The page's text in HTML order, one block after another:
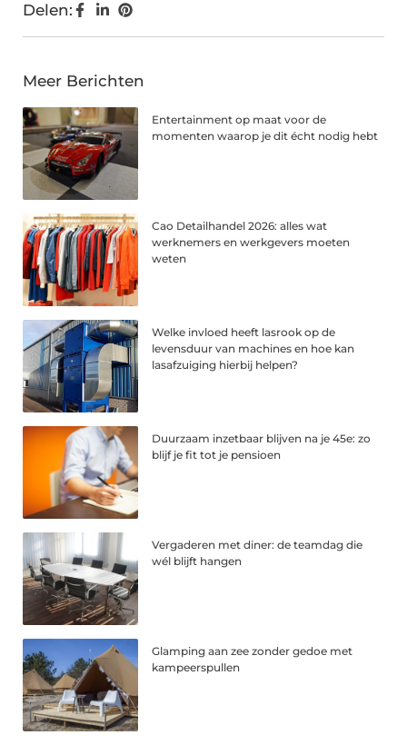
Delen:
Meer Berichten
Entertainment op maat voor de
momenten waarop je dit écht nodig hebt
Cao Detailhandel 2026: alles wat
werknemers en werkgevers moeten
weten
Welke invloed heeft lasrook op de
levensduur van machines en hoe kan
lasafzuiging hierbij helpen?
Duurzaam inzetbaar blijven na je 45e: zo
blijf je fit tot je pensioen
Vergaderen met diner: de teamdag die
wél blijft hangen
Glamping aan zee zonder gedoe met
kampeerspullen